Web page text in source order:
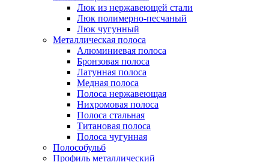
Люк из нержавеющей стали
Люк полимерно-песчаный
Люк чугунный
Металлическая полоса
Алюминиевая полоса
Бронзовая полоса
Латунная полоса
Медная полоса
Полоса нержавеющая
Нихромовая полоса
Полоса стальная
Титановая полоса
Полоса чугунная
Полособульб
Профиль металлический